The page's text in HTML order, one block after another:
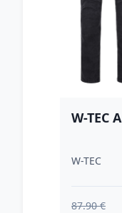
W-TEC
W-TEC
87.90 €